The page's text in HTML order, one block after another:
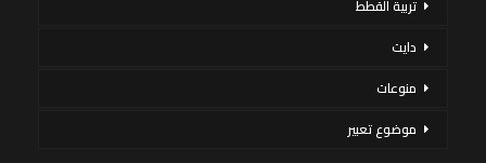
تربية القطط
دايت
منوعات
موضوع تعبير